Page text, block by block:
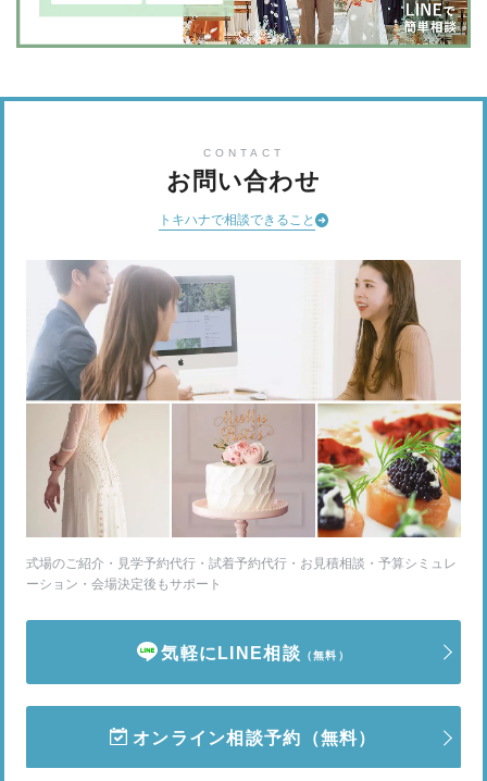
CONTACT
お問い合わせ
トキハナで相談できること
式場のご紹介・見学予約代行・試着予約代行・お見積相談・予算シミュレ
ーション・会場決定後もサポート
気軽にLINE相談 （無料）
オンライン相談予約 （無料）